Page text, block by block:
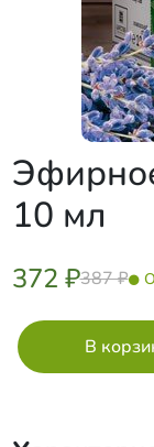
10 мл
372 ₽387 ₽